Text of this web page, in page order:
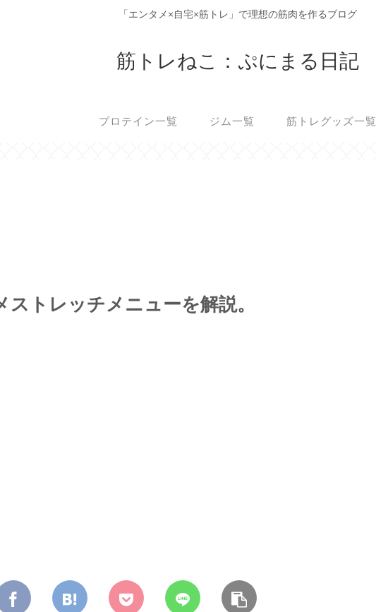
「エンタメ×自宅×筋トレ」で理想の筋肉を作るブログ
筋トレねこ：ぷにまる日記
プロテイン一覧 ジム一覧 筋トレグッズ一覧
トレッチメニューを解説。